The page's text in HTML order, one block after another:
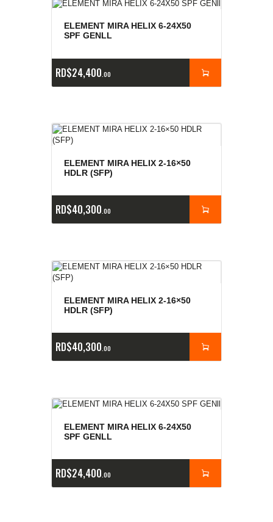
ELEMENT MIRA HELIX 6-24X50
SPF GENLL
RD$24,400 00
ELEMENT MIRA HELIX 2-16×50
HDLR (SFP)
RD$40,300 00
ELEMENT MIRA HELIX 2-16×50
HDLR (SFP)
RD$40,300 00
ELEMENT MIRA HELIX 6-24X50
SPF GENLL
RD$24,400 00